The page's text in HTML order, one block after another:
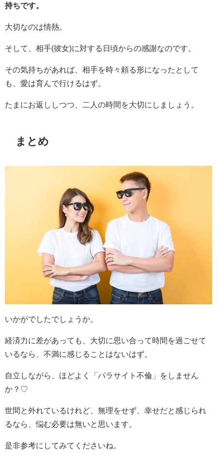
持ちです。
大切なのは情熱。
そして、相手(彼女)に対する日頃からの感謝なのです。
その気持ちがあれば、相手を時々頼る形になったとして
も、愛は育んで行けるはず。
たまにお返ししつつ、二人の時間を大切にしましょう。
まとめ
いかがでしたでしょうか。
経済力に差があっても、大切に思い合って時間を過ごせて
いるなら、不満に感じることはないはず。
自立しながら、ほどよく「パラサイト不倫」をしません
か？♡
世間と外れているけれど、無理をせず、幸せだと感じられ
るなら、悩む必要は無いと思います。
是非参考にしてみてくださいね。